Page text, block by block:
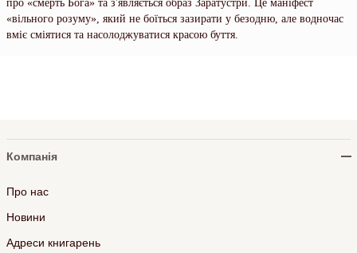
про «смерть Бога» та з'являється образ Заратустри. Це маніфест
«вільного розуму», який не боїться зазирати у безодню, але водночас
вміє сміятися та насолоджуватися красою буття.
Компанія
Про нас
Новини
Адреси книгарень